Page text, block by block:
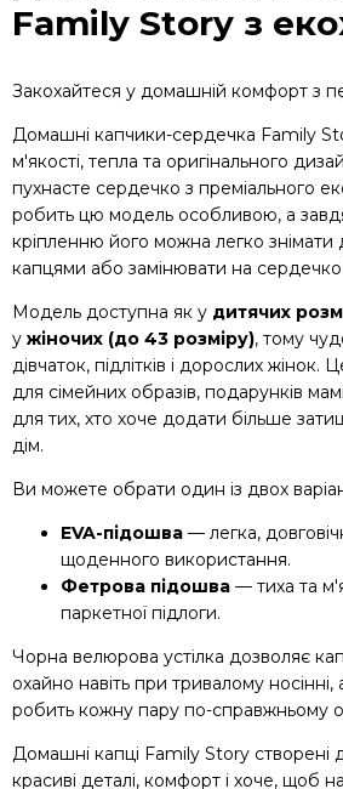
Family Story з
Закохайтеся у домашній комфорт з
Домашні капчики-сердечка Family
м'якості, тепла та оригінального
пухнасте сердечко з преміального
робить цю модель особливою, а
кріпленню його можна легко знімати
капцями або замінювати на
Модель доступна як у дитячих
у жіночих (до 43 розміру), тому
дівчаток, підлітків і дорослих жінок.
для сімейних образів, подарунків
для тих, хто хоче додати більше
дім.
Ви можете обрати один із двох
EVA-підошва — легка,
щоденного використання.
Фетрова підошва — тиха та
паркетної підлоги.
Чорна велюрова устілка дозволяє
охайно навіть при тривалому
робить кожну пару по-справжньому
Домашні капці Family Story створені
красиві деталі, комфорт і хоче, щоб